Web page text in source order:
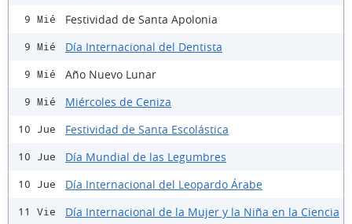
9 Mié Festividad de Santa Apolonia
9 Mié Día Internacional del Dentista
9 Mié Año Nuevo Lunar
9 Mié Miércoles de Ceniza
10 Jue Festividad de Santa Escolástica
10 Jue Día Mundial de las Legumbres
10 Jue Día Internacional del Leopardo Árabe
11 Vie Día Internacional de la Mujer y la Niña en la Ciencia